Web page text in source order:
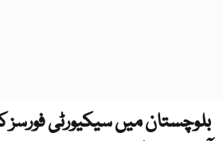
بلوچستان میں سیکیورٹی